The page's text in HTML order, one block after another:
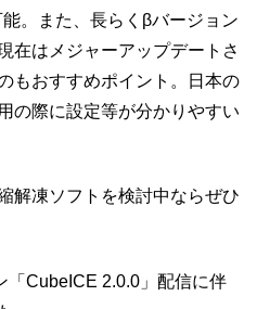
。また、長らくβバージョン
在はメジャーアップデートさ
もおすすめポイント。日本の
の際に設定等が分かりやすい
解凍ソフトを検討中ならぜひ
CubeICE 2.0.0」配信に伴